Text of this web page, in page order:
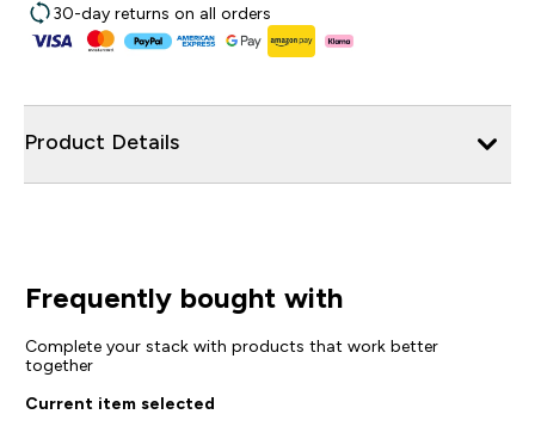
30-day returns on all orders
Product Details
Frequently bought with
Complete your stack with products that work better
together
Current item selected